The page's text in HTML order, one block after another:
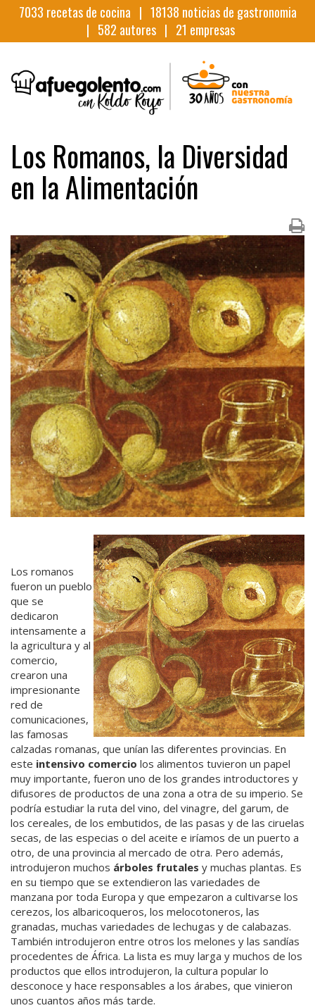
7033 recetas de cocina | 18138 noticias de gastronomia
| 582 autores | 21 empresas
Los Romanos, la Diversidad
en la Alimentación
Los romanos
fueron un pueblo
que se
dedicaron
intensamente a
la agricultura y al
comercio,
crearon una
impresionante
red de
comunicaciones,
las famosas
calzadas romanas, que unían las diferentes provincias. En
este intensivo comercio los alimentos tuvieron un papel
muy importante, fueron uno de los grandes introductores y
difusores de productos de una zona a otra de su imperio. Se
podría estudiar la ruta del vino, del vinagre, del garum, de
los cereales, de los embutidos, de las pasas y de las ciruelas
secas, de las especias o del aceite e iríamos de un puerto a
otro, de una provincia al mercado de otra. Pero además,
introdujeron muchos árboles frutales y muchas plantas. Es
en su tiempo que se extendieron las variedades de
manzana por toda Europa y que empezaron a cultivarse los
cerezos, los albaricoqueros, los melocotoneros, las
granadas, muchas variedades de lechugas y de calabazas.
También introdujeron entre otros los melones y las sandías
procedentes de África. La lista es muy larga y muchos de los
productos que ellos introdujeron, la cultura popular lo
desconoce y hace responsables a los árabes, que vinieron
unos cuantos años más tarde.